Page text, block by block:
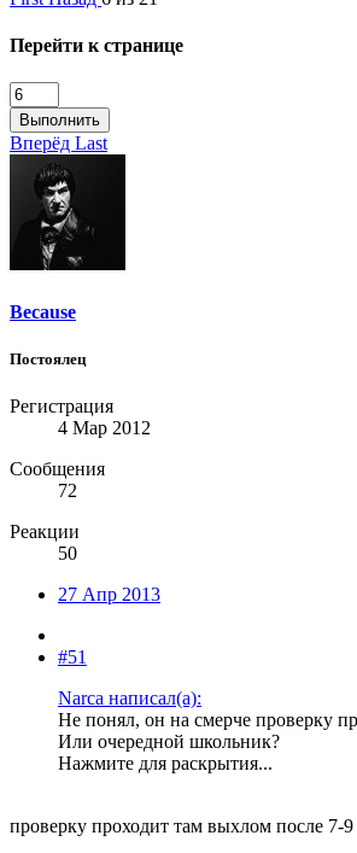
Перейти к странице
Выполнить
Вперёд Last
Because
Постоялец
Регистрация
4 Мар 2012
Сообщения
72
Реакции
50
27 Апр 2013
#51
Narca написал(а):
Не понял, он на смерче проверку
Или очередной школьник?
Нажмите для раскрытия...
проверку проходит там выхлом после 7-